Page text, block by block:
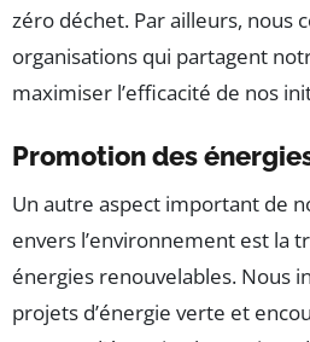
zéro déchet. Par ailleurs, nous
organisations qui partagent
maximiser l’efficacité de nos
Promotion des
Un autre aspect important de
envers l’environnement est la
énergies renouvelables. Nous
projets d’énergie verte et